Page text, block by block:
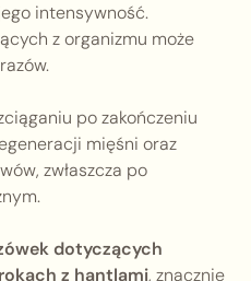
intensywność.
z organizmu może
po zakończeniu
mięśni oraz
zwłaszcza po
dotyczących
z hantlami, znacznie